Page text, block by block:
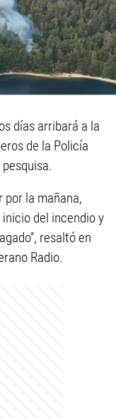
días arribará a la
de la Policía
por la mañana,
del incendio y
resaltó en
Radio.